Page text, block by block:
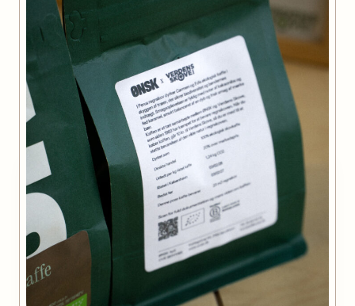
Verdens Skove x Ønsk
Verdens Skove og Ønsk kaffe har indgået et
samarbejde der skal bevare mere
regnskov. Begge organisationer har arbejdet
med skovlandbrug i flere år. Verdens Skove
beskytter 26 skove verden over og Ønsk kan i